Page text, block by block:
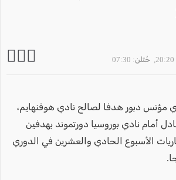
, حُتلن: 07:30
مؤنس دبور هدفا لصالح نادي هوفنهايم،
أمام نادي بوروسيا دورتموند بهدفين
الأسبوع الحادي والعشرين في الدوري